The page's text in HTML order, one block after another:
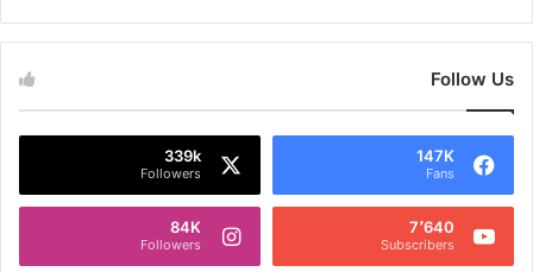
Follow Us
147K
Fans
339k
Followers
7٬640
Subscribers
84K
Followers